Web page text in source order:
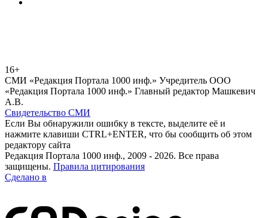
16+
СМИ «Редакция Портала 1000 инф.» Учредитель ООО
«Редакция Портала 1000 инф.» Главный редактор Машкевич
А.В.
Свидетельство СМИ
Если Вы обнаружили ошибку в тексте, выделите её и
нажмите клавиши CTRL+ENTER, что бы сообщить об этом
редактору сайта
Редакция Портала 1000 инф., 2009 - 2026. Все права
защищены. Правила цитирования
Сделано в